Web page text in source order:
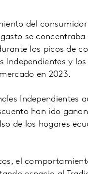
del
se
los picos de
y
en 2023.
Independientes
han ido
de los hogares
el